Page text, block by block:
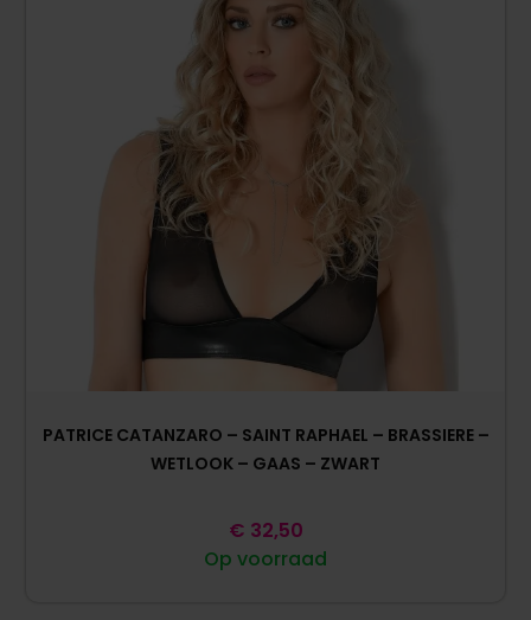
PATRICE CATANZARO – SAINT RAPHAEL – BRASSIERE –
WETLOOK – GAAS – ZWART
Op voorraad
€ 32,50